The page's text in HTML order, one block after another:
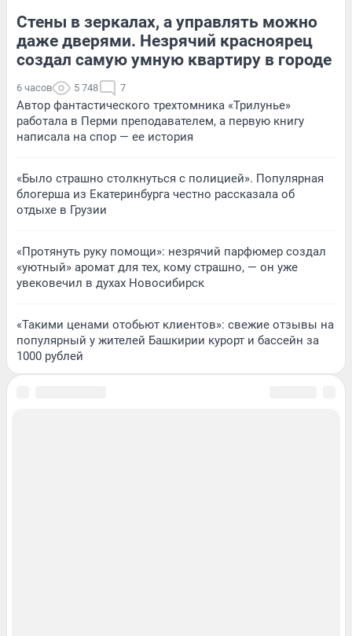
Стены в зеркалах, а управлять можно
даже дверями. Незрячий красноярец
создал самую умную квартиру в городе
6 часов 5 748 7
Автор фантастического трехтомника «Трилунье»
работала в Перми преподавателем, а первую книгу
написала на спор — ее история
«Было страшно столкнуться с полицией». Популярная
блогерша из Екатеринбурга честно рассказала об
отдыхе в Грузии
«Протянуть руку помощи»: незрячий парфюмер создал
«уютный» аромат для тех, кому страшно, — он уже
увековечил в духах Новосибирск
«Такими ценами отобьют клиентов»: свежие отзывы на
популярный у жителей Башкирии курорт и бассейн за
1000 рублей